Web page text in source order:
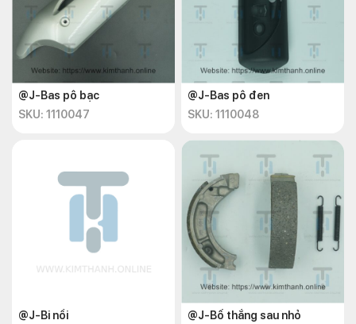
@J-Bas pô bạc
SKU: 1110047
@J-Bas pô đen
SKU: 1110048
@J-Bi nồi
@J-Bố thắng sau nhỏ